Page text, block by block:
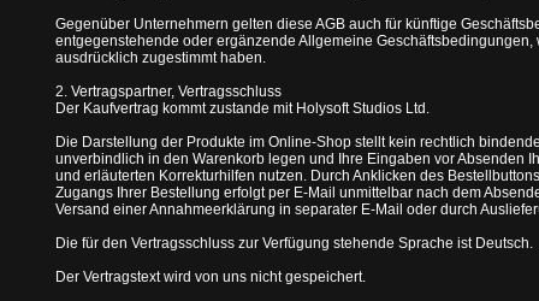
Gegenüber Unternehmern gelten diese AGB auch für künftige
entgegenstehende oder ergänzende Allgemeine
ausdrücklich zugestimmt haben.
2. Vertragspartner, Vertragsschluss
Der Kaufvertrag kommt zustande mit Holysoft Studios Ltd.
Die Darstellung der Produkte im Online-Shop stellt kein rechtlich
unverbindlich in den Warenkorb legen und Ihre Eingaben vor Absenden
und erläuterten Korrekturhilfen nutzen. Durch Anklicken des
Zugangs Ihrer Bestellung erfolgt per E-Mail unmittelbar nach dem
Versand einer Annahmeerklärung in separater E-Mail oder durch
Die für den Vertragsschluss zur Verfügung stehende Sprache ist Deutsch.
Der Vertragstext wird von uns nicht gespeichert.